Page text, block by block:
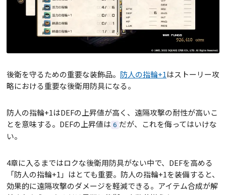
後衛を守るための重要な装飾品。 防人の指輪+1はストーリー攻
略における重要な後衛用防具になる。
防人の指輪+1はDEFの上昇値が高く、遠隔攻撃の耐性が高いこ
とを意味する。DEFの上昇値は 6 だが、これを侮ってはいけな
い。
4章に入るまではロクな後衛用防具がない中で、DEFを高める
「防人の指輪+1」はとても重要。防人の指輪+1を装備すると、
効果的に遠隔攻撃のダメージを軽減できる。アイテム合成が解